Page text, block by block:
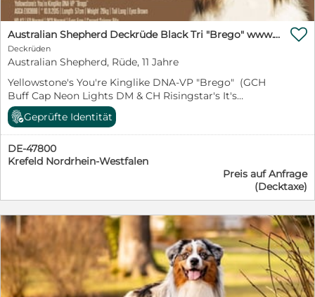
Australian Shepherd Deckrüde Black Tri "Brego" www.YellowstoneAussies.de
Deckrüden
Australian Shepherd, Rüde, 11 Jahre
Yellowstone's You're Kinglike DNA-VP "Brego" (GCH
Buff Cap Neon Lights DM & CH Risingstar's It's
Showtime For Dailos) *10.11.2015 Black Tri red factored
Augen Braun ASCA Köln Lange Rute 55cm 28kg
Button Ears Health results
######################### HD: A2 ED: 0 MDR1:
(+/+) HSF4: (+/+) CEA: (+/+) PRA: (+/+) DM: (+/+) Eyes: free
https://www.yellowstoneaussies.de/yellowstones-youre-
kinglike-brego/ Brego steht geeigneten ASCA
Hündinnen als Deckrüde zur Verfügung. Jennifer
Walter Kreuzbergstr.44 47800 Krefeld
info@yellowstoneaussies.de
www.YellowstoneAussies.de

Geprüfte Identität
DE-47800
Krefeld Nordrhein-Westfalen
Preis auf Anfrage
(Decktaxe)